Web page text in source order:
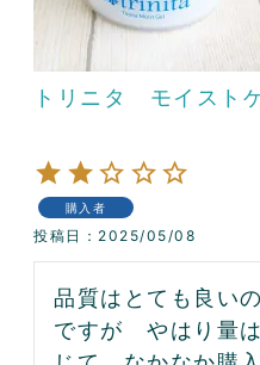
トリニタ モイスト
購入者
投稿日 2025/05/08
品質はとても良い
ですが　やはり量